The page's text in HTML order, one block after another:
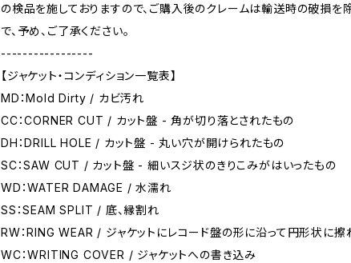
の検品を施しておりますので、ご購入後のクレームは輸送時の破損を
で、予め、ご了承ください。
-----------------
【ジャケット・コンディション一覧表】
MD：Mold Dirty / カビ汚れ
CC：CORNER CUT / カット盤 - 角が切り落とされたもの
DH：DRILL HOLE / カット盤 - 丸い穴が開けられたもの
SC：SAW CUT / カット盤 - 細いスジ状のきりこみがはいったもの
WD：WATER DAMAGE / 水濡れ
SS：SEAM SPLIT / 底、縁割れ
RW：RING WEAR / ジャケットにレコード盤の形に沿って円形状に擦
WC：WRITING COVER / ジャケットへの書き込み